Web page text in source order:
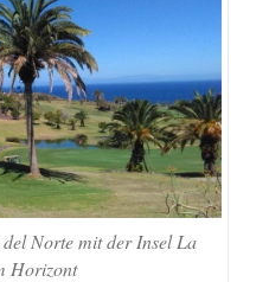
Norte mit der Insel La
Horizont